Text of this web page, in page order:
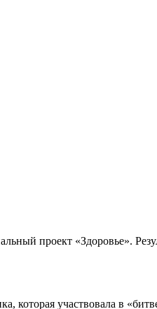
проект «Здоровье».
которая участвовала в